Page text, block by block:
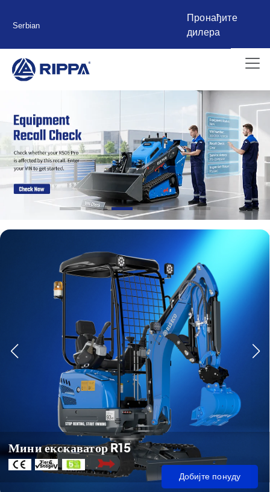
Serbian
Пронађите
дилера
Мини екскаватор R15
Добијте понуду